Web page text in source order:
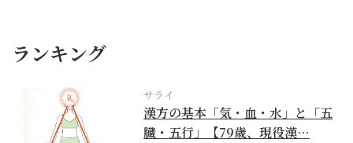
ランキング
サライ
漢方の基本「気・血・水」と「五
臓・五行」【79歳、現役漢…